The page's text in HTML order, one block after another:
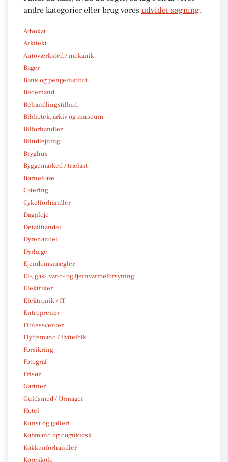
andre kategorier eller brug vores udvidet søgning.
Advokat
Arkitekt
Autoværksted / mekanik
Bager
Bank og pengeinstitut
Bedemand
Behandlingstilbud
Bibliotek, arkiv og museum
Bilforhandler
Biludlejning
Bryghus
Byggemarked / trælast
Børnehave
Catering
Cykelforhandler
Dagpleje
Detailhandel
Dyrehandel
Dyrlæge
Ejendomsmægler
El-, gas-, vand- og fjernvarmeforsyning
Elektriker
Elektronik / IT
Entreprenør
Fitnesscenter
Flyttemand / flyttefolk
Forsikring
Fotograf
Frisør
Gartner
Guldsmed / Urmager
Hotel
Kunst og galleri
Købmand og døgnkiosk
Køkkenforhandler
Køreskole